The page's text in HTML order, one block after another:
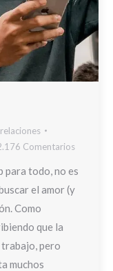
relaciones
Comentarios
para todo, no es
el amor (y
Como
que la
pero
muchos